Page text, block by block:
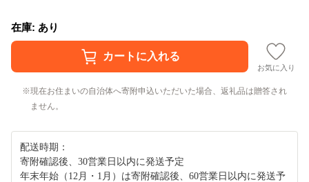
在庫: あり
お気に入り
現在お住まいの自治体へ寄附申込いただいた場合、返礼品は贈答され
ません。
配送時期：
寄附確認後、30営業日以内に発送予定
年末年始（12月・1月）は寄附確認後、60営業日以内に発送予